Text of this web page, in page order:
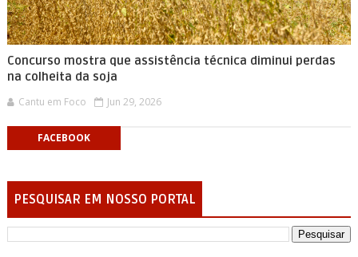
Concurso mostra que assistência técnica diminui perdas
na colheita da soja
Cantu em Foco Jun 29, 2026
FACEBOOK
PESQUISAR EM NOSSO PORTAL